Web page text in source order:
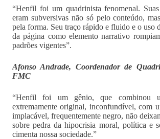
“Henfil foi um quadrinista fenomenal.
eram subversivas não só pelo conteúdo,
pela forma. Seu traço rápido e fluido e o uso
da página como elemento narrativo
padrões vigentes”.
Afonso Andrade, Coordenador de
FMC
“Henfil foi um gênio, que combinou
extremamente original, inconfundível, com
implacável, frequentemente negro, não
sobre pedra da hipocrisia moral, política e
cimenta nossa sociedade.”